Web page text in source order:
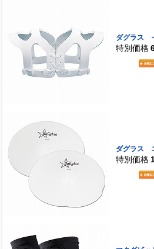
ダグラス
特別価格
ダグラス
特別価格